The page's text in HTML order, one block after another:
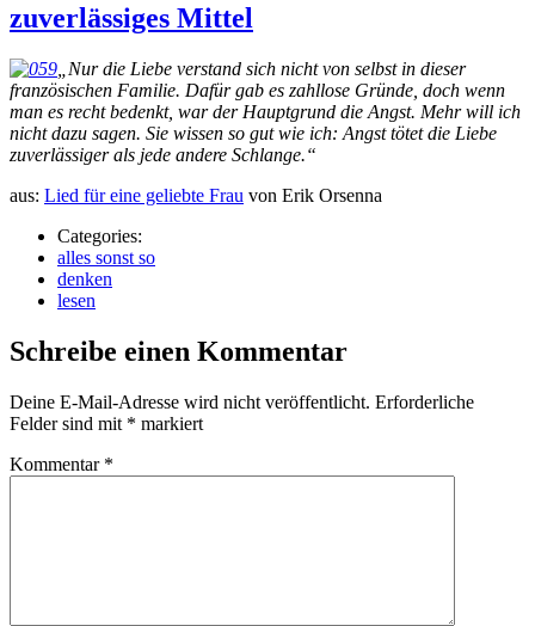
zuverlässiges Mittel
„Nur die Liebe verstand sich nicht von selbst in dieser
französischen Familie. Dafür gab es zahllose Gründe, doch wenn
man es recht bedenkt, war der Hauptgrund die Angst. Mehr will ich
nicht dazu sagen. Sie wissen so gut wie ich: Angst tötet die Liebe
zuverlässiger als jede andere Schlange.“
aus: Lied für eine geliebte Frau von Erik Orsenna
Categories:
alles sonst so
denken
lesen
Schreibe einen Kommentar
Deine E-Mail-Adresse wird nicht veröffentlicht. Erforderliche
Felder sind mit * markiert
Kommentar *